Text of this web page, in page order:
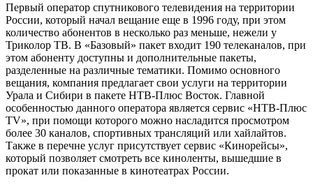
Первый оператор спутникового телевидения на территории
России, который начал вещание еще в 1996 году, при этом
количество абонентов в несколько раз меньше, нежели у
Триколор ТВ. В «Базовый» пакет входит 190 телеканалов, при
этом абоненту доступны и дополнительные пакеты,
разделенные на различные тематики. Помимо основного
вещания, компания предлагает свои услуги на территории
Урала и Сибири в пакете НТВ-Плюс Восток. Главной
особенностью данного оператора является сервис «НТВ-Плюс
TV», при помощи которого можно насладится просмотром
более 30 каналов, спортивных трансляций или хайлайтов.
Также в перечне услуг присутствует сервис «Кинорейсы»,
который позволяет смотреть все киноленты, вышедшие в
прокат или показанные в кинотеатрах России.